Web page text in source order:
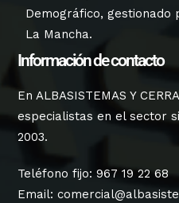
Demográfico,
La Mancha.
Información de contacto
En ALBASISTEMAS Y
especialistas en el sector
2003.
Teléfono fijo:967 19 22 68
Email: